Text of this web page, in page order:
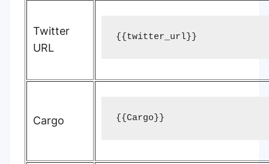
Twitter
URL
{{twitter_url}}
Cargo {{Cargo}}